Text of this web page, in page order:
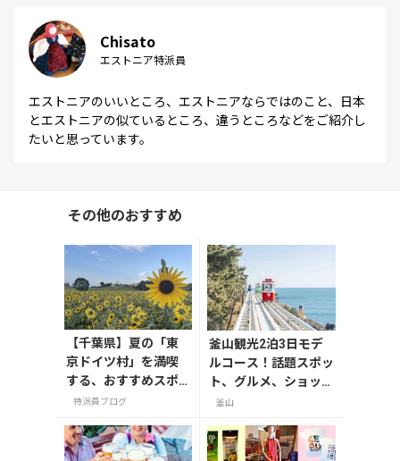
Chisato
エストニア特派員
エストニアのいいところ、エストニアならではのこと、日本
とエストニアの似ているところ、違うところなどをご紹介し
たいと思っています。
その他のおすすめ
【千葉県】夏の「東
京ドイツ村」を満喫
する、おすすめスポ
ット3選
特派員ブログ
釜山観光2泊3日モデ
ルコース！話題スポッ
ト、グルメ、ショッピ
ングを満喫
釜山